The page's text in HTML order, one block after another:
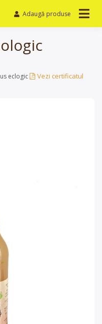
Adaugă produse
eclogic Vezi certificatul